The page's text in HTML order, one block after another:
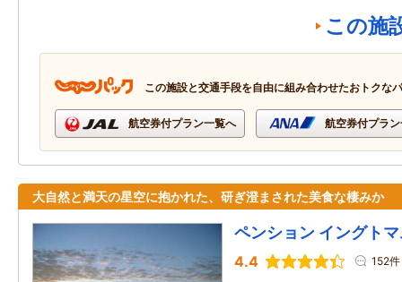
この施
この施設と交通手段を自由に組み合わせたおトクな
航空券付プラン一覧へ 航空券付プラ
大自然と満天の星空に抱かれた、研ぎ澄まされた美食な棲みか
ペンション イングト
4.4 152件